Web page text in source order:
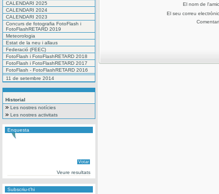
CALENDARI 2025
CALENDARI 2024
CALENDARI 2023
Concurs de fotografia FotoFlash i
FotoFlashRETARD 2019
Meteorologia
Estat de la neu i allaus
Federació (FEEC)
FotoFlash i FotoFlashRETARD 2018
FotoFlash i FotoFlashRETARD 2017
FotoFlash - FotoFlashRETARD 2016
11 de setembre 2014
Historial
Les nostres notícies
Les nostres activitats
Enquesta
Veure resultats
Subscriu-t'hi
El nom de l'amic
El seu correu electrònic
Comentari